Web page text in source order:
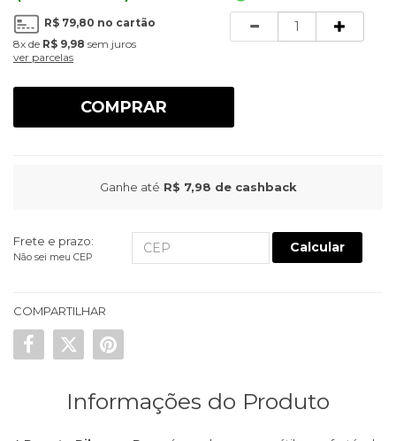
R$ 79,80 no cartão
8x de R$ 9,98 sem juros
ver parcelas
COMPRAR
Ganhe até R$ 7,98 de cashback
Frete e prazo:
Não sei meu CEP
Calcular
COMPARTILHAR
Informações do Produto